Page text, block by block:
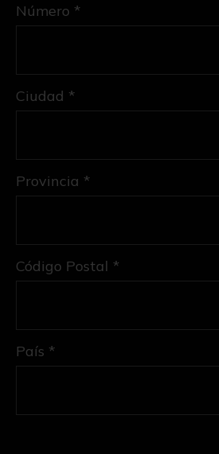
Número *
Ciudad *
Provincia *
Código Postal *
País *